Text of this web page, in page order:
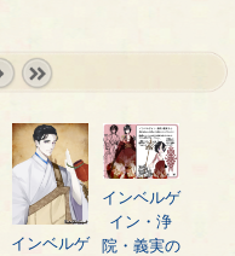
インベルゲ
インベルゲ
イン・浄
院・義実の